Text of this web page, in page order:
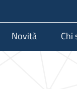
Novità Chi